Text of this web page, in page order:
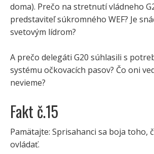
doma). Prečo na stretnutí vládneho
predstaviteľ súkromného WEF? Je
svetovým lídrom?
A prečo delegáti G20 súhlasili s
systému očkovacích pasov? Čo oni
nevieme?
Fakt č.15
Pamätajte: Sprisahanci sa boja toho,
ovládať.